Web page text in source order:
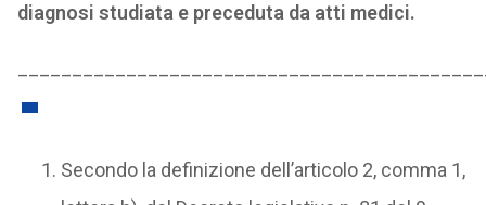
diagnosi studiata e preceduta da atti medici.
Secondo la definizione dell’articolo 2, comma 1,